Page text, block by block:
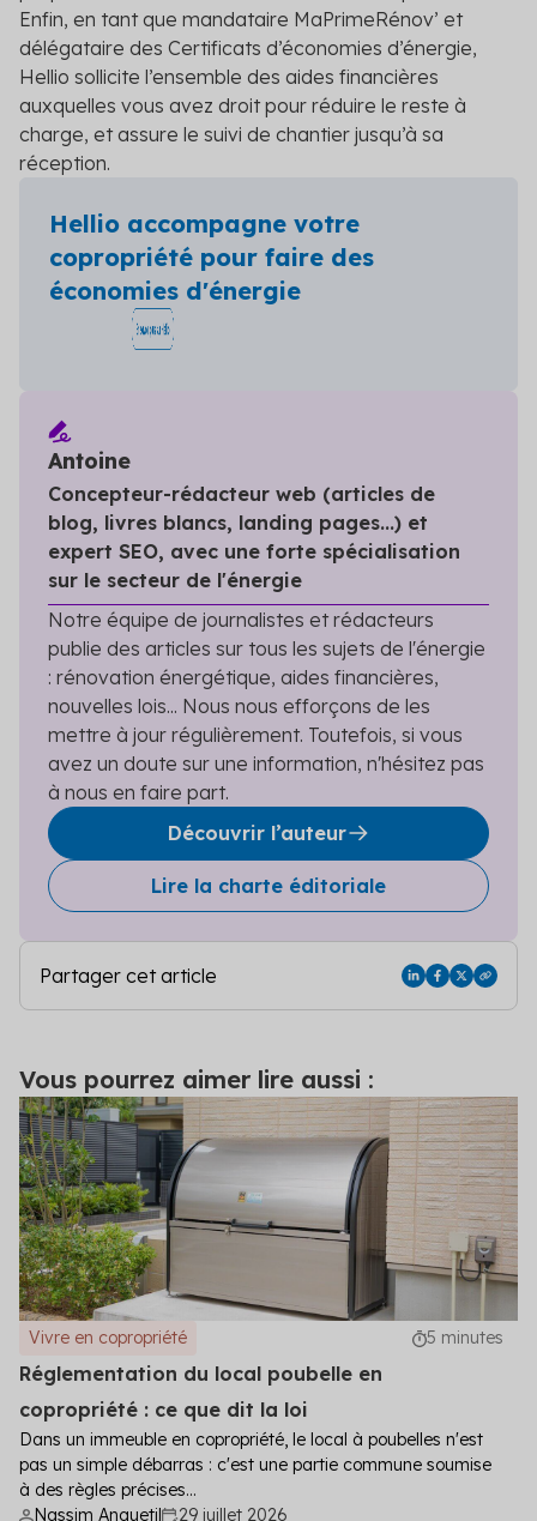
Enfin, en tant que mandataire MaPrimeRénov’ et
délégataire des Certificats d’économies d’énergie,
Hellio sollicite l’ensemble des aides financières
auxquelles vous avez droit pour réduire le reste à
charge, et assure le suivi de chantier jusqu’à sa
réception.
Hellio accompagne votre
copropriété pour faire des
économies d'énergie
Antoine
Concepteur-rédacteur web (articles de
blog, livres blancs, landing pages...) et
expert SEO, avec une forte spécialisation
sur le secteur de l'énergie
Notre équipe de journalistes et rédacteurs
publie des articles sur tous les sujets de l'énergie
: rénovation énergétique, aides financières,
nouvelles lois... Nous nous efforçons de les
mettre à jour régulièrement. Toutefois, si vous
avez un doute sur une information, n'hésitez pas
à nous en faire part.
Découvrir l’auteur
Lire la charte éditoriale
Partager cet article
Vous pourrez aimer lire aussi :
Vivre en copropriété 5 minutes
Réglementation du local poubelle en
copropriété : ce que dit la loi
Dans un immeuble en copropriété, le local à poubelles n'est
pas un simple débarras : c'est une partie commune soumise
à des règles précises...
Nassim Anquetil
29 juillet 2026